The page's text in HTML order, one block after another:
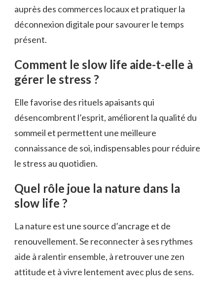
auprès des commerces locaux et pratiquer la
déconnexion digitale pour savourer le temps
présent.
Comment le slow life aide-t-elle à
gérer le stress ?
Elle favorise des rituels apaisants qui
désencombrent l’esprit, améliorent la qualité du
sommeil et permettent une meilleure
connaissance de soi, indispensables pour réduire
le stress au quotidien.
Quel rôle joue la nature dans la
slow life ?
La nature est une source d’ancrage et de
renouvellement. Se reconnecter à ses rythmes
aide à ralentir ensemble, à retrouver une zen
attitude et à vivre lentement avec plus de sens.